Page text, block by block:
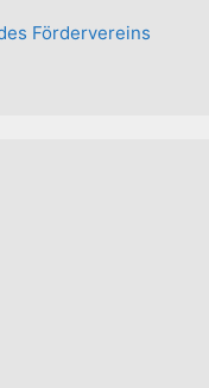
Fördervereins